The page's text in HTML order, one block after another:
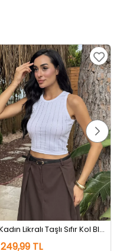
Kadın Likralı Taşlı Sıfır Kol Bluz Beyaz
249,99 TL